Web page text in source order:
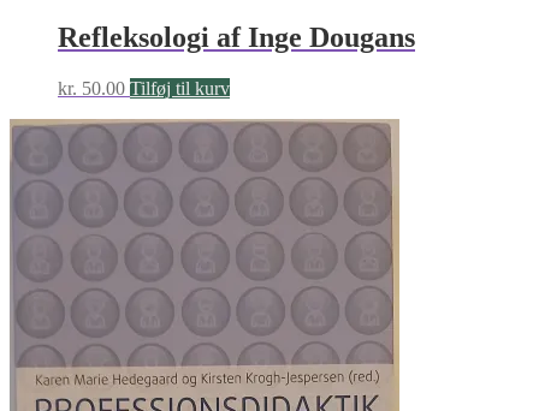
Refleksologi af Inge Dougans
kr. 50.00 Tilføj til kurv